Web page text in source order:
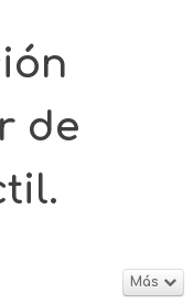
de
Más